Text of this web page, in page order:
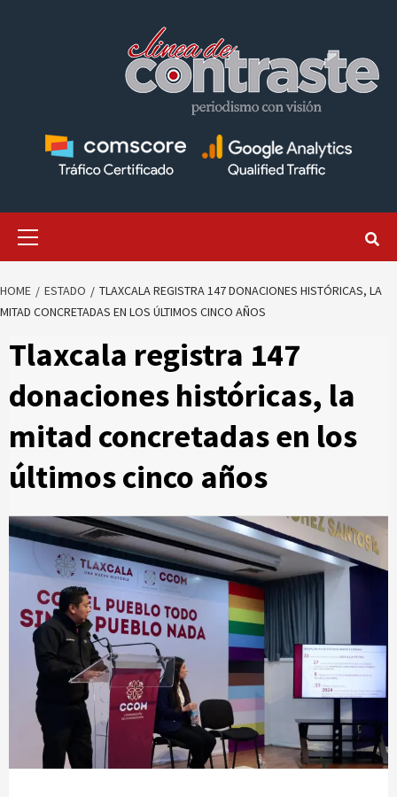
HOME ESTADO
TLAXCALA REGISTRA 147 DONACIONES HISTÓRICAS, LA
MITAD CONCRETADAS EN LOS ÚLTIMOS CINCO AÑOS
Tlaxcala registra 147
donaciones históricas, la
mitad concretadas en los
últimos cinco años